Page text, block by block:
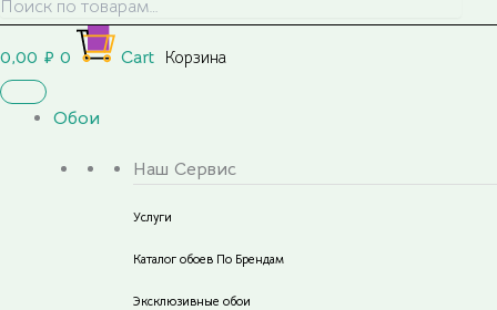
0,00 ₽ 0 Cart
Обои
Наш Сервис
Услуги
Каталог обоев По Брендам
Эксклюзивные обои